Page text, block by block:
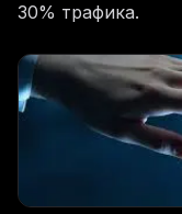
30% трафика.